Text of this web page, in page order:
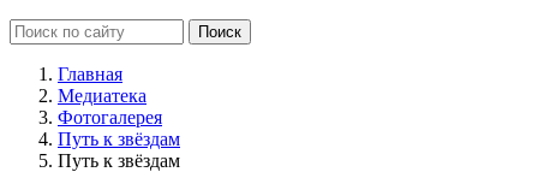
Главная
Медиатека
Фотогалерея
Путь к звёздам
Путь к звёздам